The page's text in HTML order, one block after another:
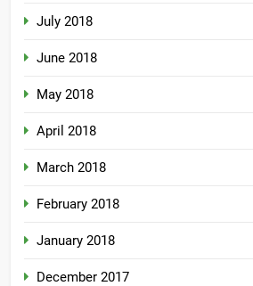
July 2018
June 2018
May 2018
April 2018
March 2018
February 2018
January 2018
December 2017